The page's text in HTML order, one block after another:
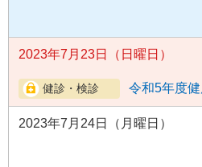
2023年7月23日（日曜日）
令和5年度
2023年7月24日（月曜日）